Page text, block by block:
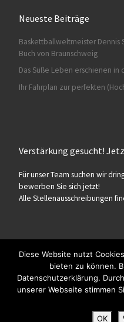
Neueste Beiträge
Baskettballweltmeister Dennis
Buch von Braunschweig
Das Süße Leben erschienen
Ihr Fahrplan zur perfekten
Verstärkung gesucht!
Für unser Team suchen wir
bewerben Sie sich jetzt!
Alle Stellenausschreibungen
© 2026Konditorei Süßes
Präsentiert von WP –
Diese Website nutzt
bieten zu können.
Datenschutzerklärung.
unserer Webseite stimmen
OK